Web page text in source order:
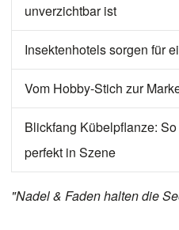
unverzichtbar ist
Insektenhotels sorgen für
Vom Hobby-Stich zur
Blickfang Kübelpflanze:
perfekt in Szene
"Nadel & Faden halten die